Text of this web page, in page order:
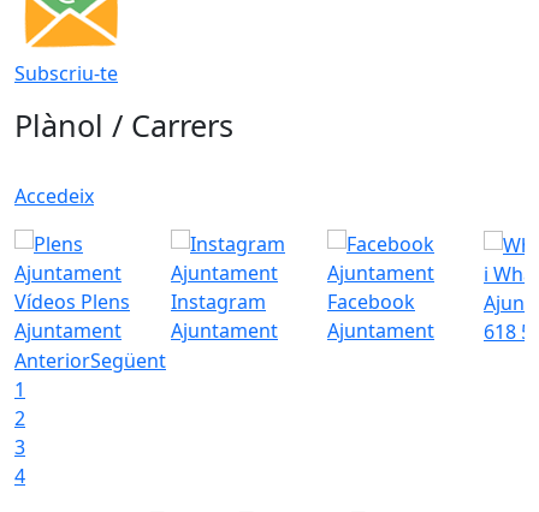
Subscriu-te
Plànol / Carrers
Accedeix
Vídeos Plens
Ajuntament
Instagram
Ajuntament
Facebook
Ajuntament
i
618
AnteriorSegüent
1
2
3
4